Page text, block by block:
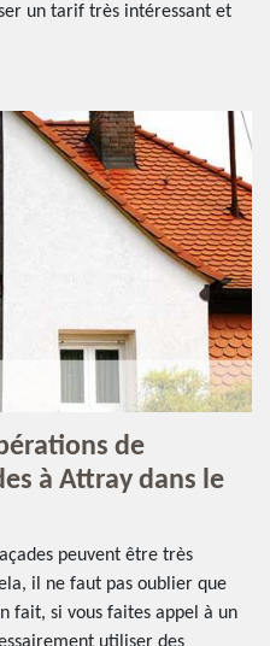
un tarif très intéressant et
de
à Attray dans le
peuvent être très
il ne faut pas oublier que
fait, si vous faites appel à un